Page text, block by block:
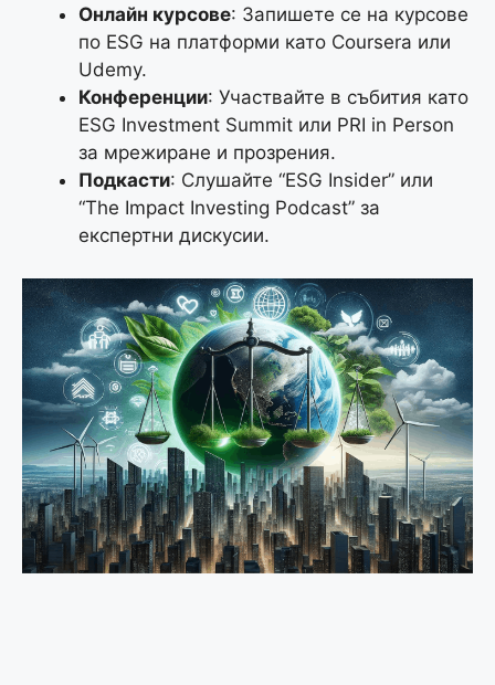
Онлайн курсове: Запишете се на курсове
по ESG на платформи като Coursera или
Udemy.
Конференции: Участвайте в събития като
ESG Investment Summit или PRI in Person
за мрежиране и прозрения.
Подкасти: Слушайте “ESG Insider” или
“The Impact Investing Podcast” за
експертни дискусии.